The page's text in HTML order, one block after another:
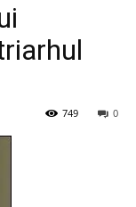
0
749